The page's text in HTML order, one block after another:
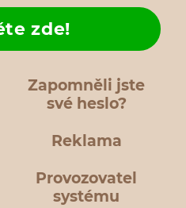
Zapomněli jste
své heslo?
zde!
Reklama
Provozovatel
systému